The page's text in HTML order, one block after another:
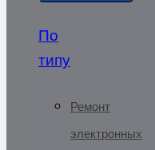
По
типу
Ремонт
электронных